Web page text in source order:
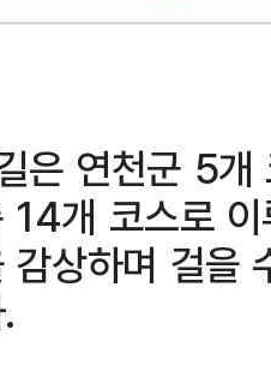
은 연천군 5
개 코스로
상하며 걸을